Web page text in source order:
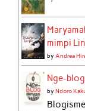
mimpi
by Andrea
Nge-
byNdoro